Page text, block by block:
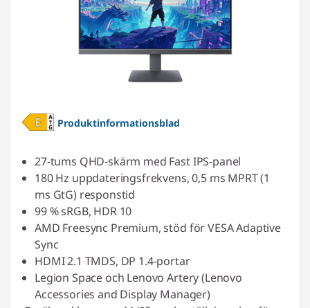
Produktinformationsblad
27-tums QHD-skärm med Fast IPS-panel
180 Hz uppdateringsfrekvens, 0,5 ms MPRT (1
ms GtG) responstid
99 % sRGB, HDR 10
AMD Freesync Premium, stöd för VESA Adaptive
Sync
HDMI 2.1 TMDS, DP 1.4-portar
Legion Space och Lenovo Artery (Lenovo
Accessories and Display Manager)